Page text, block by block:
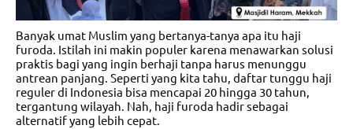
Banyak umat Muslim yang bertanya-tanya apa itu haji
furoda. Istilah ini makin populer karena menawarkan solusi
praktis bagi yang ingin berhaji tanpa harus menunggu
antrean panjang. Seperti yang kita tahu, daftar tunggu haji
reguler di Indonesia bisa mencapai 20 hingga 30 tahun,
tergantung wilayah. Nah, haji furoda hadir sebagai
alternatif yang lebih cepat.